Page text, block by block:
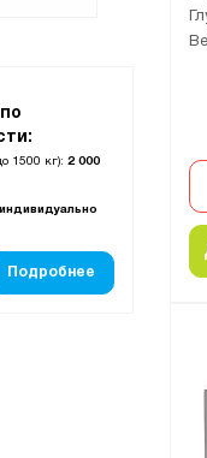
1500 кг): 2 000
Подробнее